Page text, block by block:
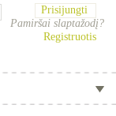
Prisijungti
Pamiršai slaptažodį?
Registruotis